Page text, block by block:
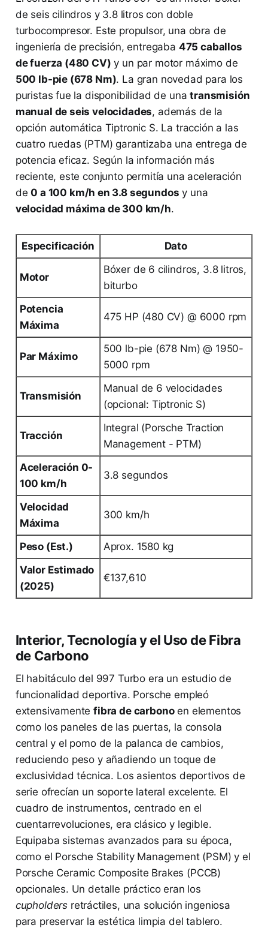
de seis cilindros y 3.8 litros con doble
turbocompresor. Este propulsor, una obra de
ingeniería de precisión, entregaba 475 caballos
de fuerza (480 CV) y un par motor máximo de
500 lb-pie (678 Nm). La gran novedad para los
puristas fue la disponibilidad de unatransmisión
manual de seis velocidades, además de la
opción automática Tiptronic S. La tracción a las
cuatro ruedas (PTM) garantizaba una entrega de
potencia eficaz. Según la información más
reciente, este conjunto permitía una aceleración
de0 a 100 km/h en 3.8 segundos y una
velocidad máxima de 300 km/h.
Especificación Dato
Motor
Bóxer de 6 cilindros, 3.8 litros,
biturbo
Potencia
Máxima
475 HP (480 CV) @ 6000 rpm
Par Máximo
500 lb-pie (678 Nm) @ 1950-
5000 rpm
Transmisión
Manual de 6 velocidades
(opcional: Tiptronic S)
Tracción
Integral (Porsche Traction
Management - PTM)
Aceleración 0-
100 km/h
3.8 segundos
Velocidad
Máxima
300 km/h
Peso (Est.)
Aprox. 1580 kg
Valor Estimado
(2025)
€137,610
Interior, Tecnología y el Uso de Fibra
de Carbono
El habitáculo del 997 Turbo era un estudio de
funcionalidad deportiva. Porsche empleó
extensivamentefibra de carbonoen elementos
como los paneles de las puertas, la consola
central y el pomo de la palanca de cambios,
reduciendo peso y añadiendo un toque de
exclusividad técnica. Los asientos deportivos de
serie ofrecían un soporte lateral excelente. El
cuadro de instrumentos, centrado en el
cuentarrevoluciones, era clásico y legible.
Equipaba sistemas avanzados para su época,
como el Porsche Stability Management (PSM) y el
Porsche Ceramic Composite Brakes (PCCB)
opcionales. Un detalle práctico eran los
cupholders retráctiles, una solución ingeniosa
para preservar la estética limpia del tablero.